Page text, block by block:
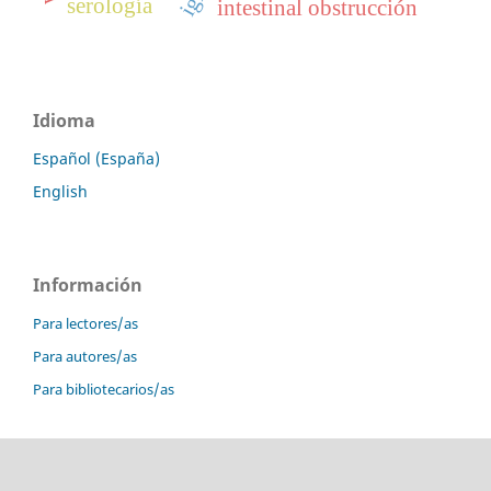
intestinal obstrucción
serología
Idioma
Español (España)
English
Información
Para lectores/as
Para autores/as
Para bibliotecarios/as